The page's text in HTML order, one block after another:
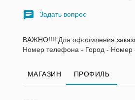
Задать вопрос
ВАЖНО!!!! Для оформления
Номер телефона - Город - Номер
МАГАЗИН ПРОФИЛЬ